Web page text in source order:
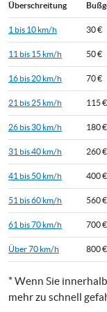
Überschreitung
1 bis 10 km/h 30 €
11 bis 15 km/h 50 €
16 bis 20 km/h 70 €
21 bis 25 km/h 115 €
26 bis 30 km/h 180 €
31 bis 40 km/h 260 €
41 bis 50 km/h 400 €
51 bis 60 km/h 560 €
61 bis 70 km/h 700 €
Über 70 km/h 800 €
* Wenn Sie
mehr zu schnell